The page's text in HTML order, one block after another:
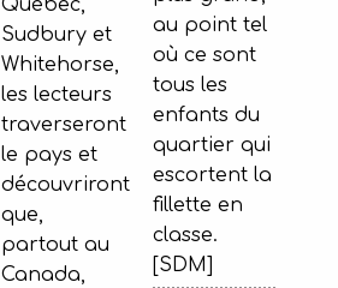
Québec,
Sudbury et
Whitehorse,
les lecteurs
traverseront
le pays et
découvriront
que,
partout au
Canada,
au point tel
où ce sont
tous les
enfants du
quartier qui
escortent la
fillette en
classe.
[SDM]